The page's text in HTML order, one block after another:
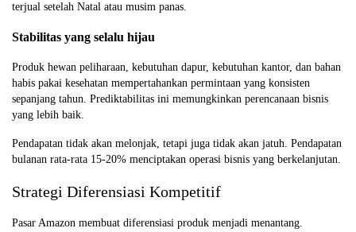
terjual setelah Natal atau musim panas.
Stabilitas yang selalu hijau
Produk hewan peliharaan, kebutuhan dapur, kebutuhan kantor, dan bahan
habis pakai kesehatan mempertahankan permintaan yang konsisten
sepanjang tahun. Prediktabilitas ini memungkinkan perencanaan bisnis
yang lebih baik.
Pendapatan tidak akan melonjak, tetapi juga tidak akan jatuh. Pendapatan
bulanan rata-rata 15-20% menciptakan operasi bisnis yang berkelanjutan.
Strategi Diferensiasi Kompetitif
Pasar Amazon membuat diferensiasi produk menjadi menantang.